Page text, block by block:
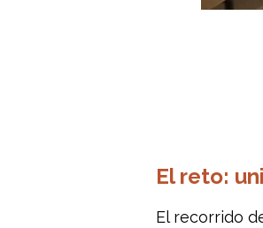
El reto:
El recorrido